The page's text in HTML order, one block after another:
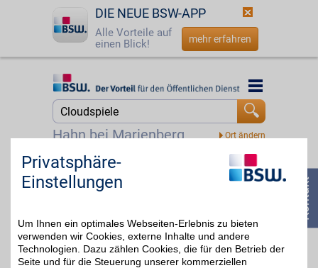
DIE NEUE BSW-APP
Alle Vorteile auf
einen Blick!
mehr erfahren
Startseite
Jetzt BSW-Mitglied werden
☎ 0800 - 279 25 82
Hahn bei Marienberg
Startseite
Suche
xbox Gutschein
Privatsphäre-
Einstellungen
Um Ihnen ein optimales Webseiten-Erlebnis zu bieten
verwenden wir Cookies, externe Inhalte und andere
Technologien. Dazu zählen Cookies, die für den Betrieb der
Seite und für die Steuerung unserer kommerziellen